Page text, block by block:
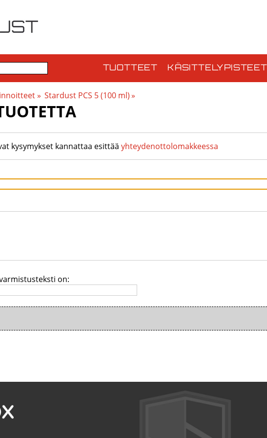
TUOTTEET KÄSITTELYPISTEET
‪» Stardust PCS 5 (100 ml)‪»
kysymykset kannattaa esittää yhteydenottolomakkeessa
on: